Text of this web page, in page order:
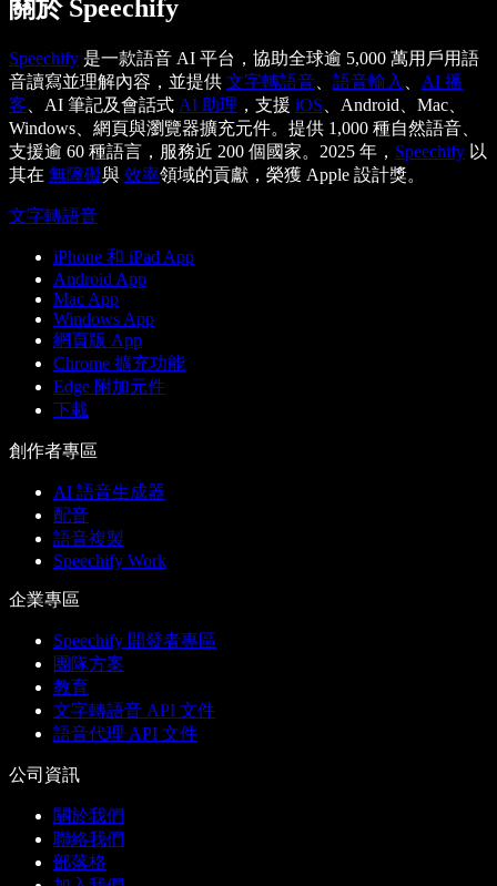
關於 Speechify
Speechify 是一款語音 AI 平台，協助全球逾 5,000 萬用戶用語
音讀寫並理解內容，並提供 文字轉語音 語音輸入
AI 播
客 、AI 筆記及會話式 AI 助理 ，支援 iOS 、Android、Mac、
Windows、網頁與瀏覽器擴充元件。提供 1,000 種自然語音、
支援逾 60 種語言，服務近 200 個國家。2025 年， Speechify 以
其在 無障礙與 效率領域的貢獻，榮獲 Apple 設計獎。
文字轉語音
iPhone 和 iPad App
Android App
Mac App
Windows App
網頁版 App
Chrome 擴充功能
Edge 附加元件
下載
創作者專區
AI 語音生成器
配音
語音複製
Speechify Work
企業專區
Speechify 開發者專區
團隊方案
教育
文字轉語音 API 文件
語音代理 API 文件
公司資訊
關於我們
聯絡我們
部落格